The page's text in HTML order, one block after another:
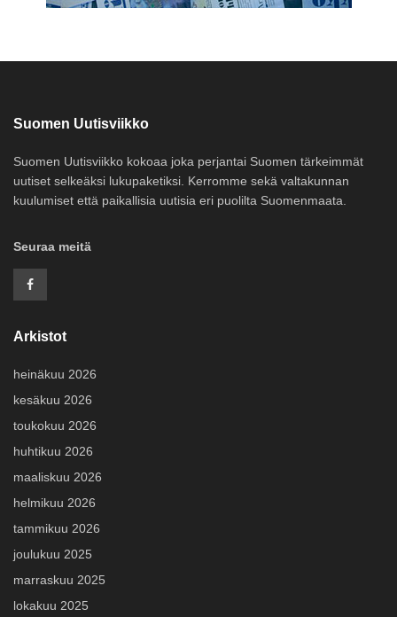
Suomen Uutisviikko
Suomen Uutisviikko kokoaa joka perjantai Suomen tärkeimmät
uutiset selkeäksi lukupaketiksi. Kerromme sekä valtakunnan
kuulumiset että paikallisia uutisia eri puolilta Suomenmaata.
Seuraa meitä
Arkistot
heinäkuu 2026
kesäkuu 2026
toukokuu 2026
huhtikuu 2026
maaliskuu 2026
helmikuu 2026
tammikuu 2026
joulukuu 2025
marraskuu 2025
lokakuu 2025